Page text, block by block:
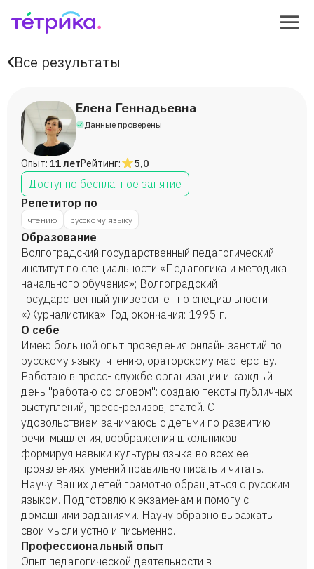
Все результаты
Елена Геннадьевна
Данные проверены
Опыт: 11 летРейтинг: 5,0
Доступно бесплатное занятие
Репетитор по
чтению русскому языку
Образование
Волгоградский государственный педагогический
институт по специальности «Педагогика и методика
начального обучения»; Волгоградский
государственный университет по специальности
«Журналистика». Год окончания: 1995 г.
О себе
Имею большой опыт проведения онлайн занятий по
русскому языку, чтению, ораторскому мастерству.
Работаю в пресс- службе организации и каждый
день "работаю со словом": создаю тексты публичных
выступлений, пресс-релизов, статей. С
удовольствием занимаюсь с детьми по развитию
речи, мышления, воображения школьников,
формируя навыки культуры языка во всех ее
проявлениях, умений правильно писать и читать.
Научу Ваших детей грамотно обращаться с русским
языком. Подготовлю к экзаменам и помогу с
домашними заданиями. Научу образно выражать
свои мысли устно и письменно.
Профессиональный опыт
Опыт педагогической деятельности в